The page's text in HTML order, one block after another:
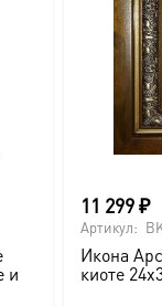
и
парных икон
очага.
с доставкой по
и
11 299₽
Артикул:
Икона
киоте